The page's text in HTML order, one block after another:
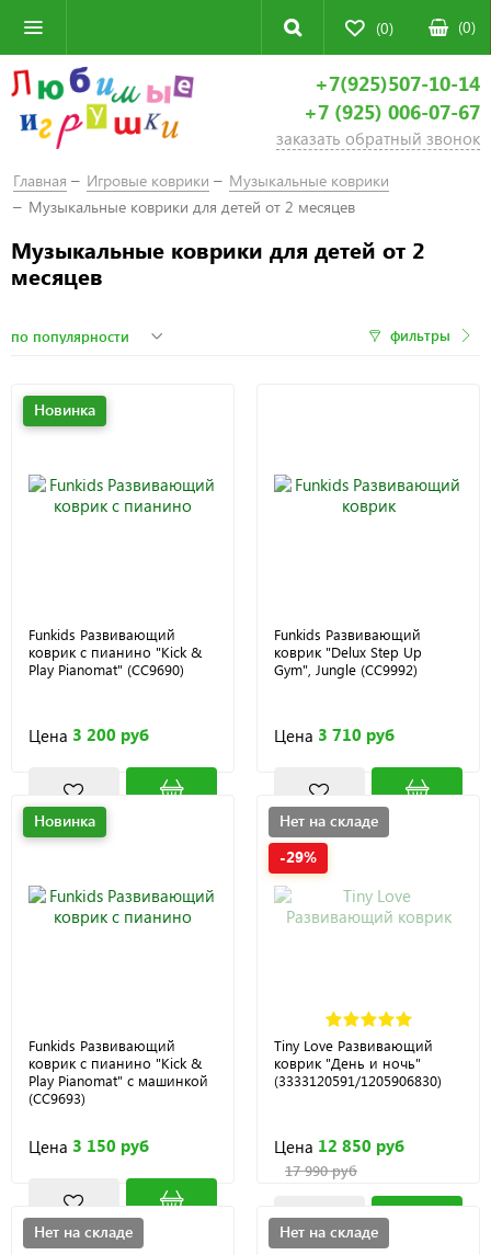
(0) (0)
+7(925)507-10-14
+7 (925) 006-07-67
заказать обратный звонок
Главная Игровые коврики
Музыкальные коврики
Музыкальные коврики для детей от 2 месяцев
Музыкальные коврики для детей от 2
месяцев
фильтры
Новинка
Funkids Развивающий
коврик с пианино "Kick &
Play Pianomat" (CC9690)
Цена 3 200 руб
Funkids Развивающий
коврик "Delux Step Up
Gym", Jungle (CC9992)
Цена 3 710 руб
Новинка
Funkids Развивающий
коврик с пианино "Kick &
Play Pianomat" с машинкой
(CC9693)
Цена 3 150 руб
Нет на складе
-29%
Tiny Love Развивающий
коврик "День и ночь"
(3333120591/1205906830)
Цена 12 850 руб
17 990 руб
Нет на складе Нет на складе